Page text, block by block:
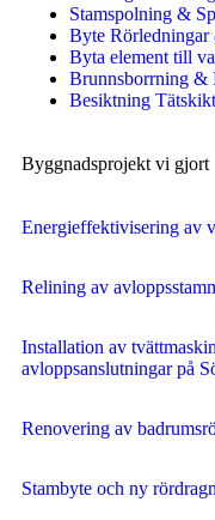
Stamspolning &
Byte
Byta element till
Brunnsborrning &
Besiktning
Byggnadsprojekt vi gjort
Energieffektivisering av
Relining av
Installation av
avloppsanslutningar på
Renovering av
Stambyte och ny